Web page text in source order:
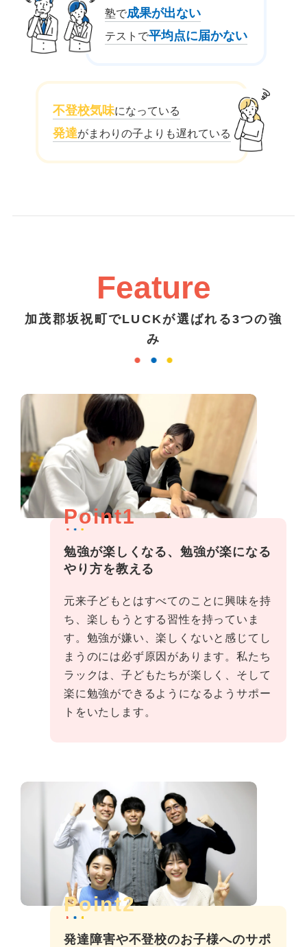
塾で成果が出ない
テストで平均点に届かない
不登校気味になっている
発達がまわりの子よりも遅れている
Feature
加茂郡坂祝町でLUCKが選ばれる3つの強
み
Point1
勉強が楽しくなる、勉強が楽になる
やり方を教える
元来子どもとはすべてのことに興味を持
ち、楽しもうとする習性を持っていま
す。勉強が嫌い、楽しくないと感じてし
まうのには必ず原因があります。私たち
ラックは、子どもたちが楽しく、そして
楽に勉強ができるようになるようサポー
トをいたします。
Point2
発達障害や不登校のお子様へのサポ